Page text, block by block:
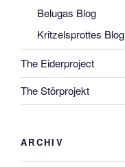
Belugas Blog
Kritzelsprottes Blog
The Eiderproject
The Störprojekt
ARCHIV